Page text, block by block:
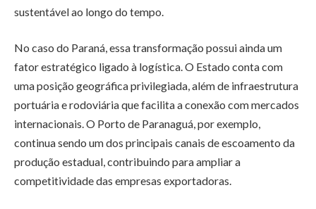
sustentável ao longo do tempo.
No caso do Paraná, essa transformação possui ainda um
fator estratégico ligado à logística. O Estado conta com
uma posição geográfica privilegiada, além de infraestrutura
portuária e rodoviária que facilita a conexão com mercados
internacionais. O Porto de Paranaguá, por exemplo,
continua sendo um dos principais canais de escoamento da
produção estadual, contribuindo para ampliar a
competitividade das empresas exportadoras.